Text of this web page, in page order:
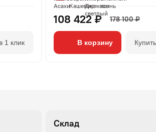
1 клик
108 422 ₽ 178 100 ₽
В корзину
Склад